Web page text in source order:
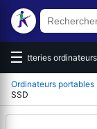
☰Batteries
Ordinateurs portables
SSD